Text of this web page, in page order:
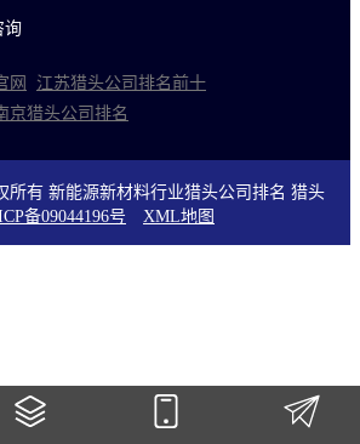
询
网
江苏猎头公司排名前十
京猎头公司排名
所有 新能源新材料行业猎头公司排名 猎头
备09044196号 XML地图